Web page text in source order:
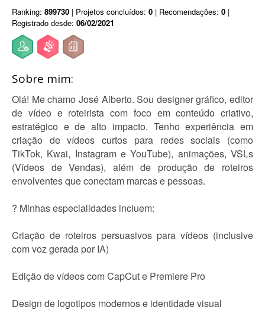
Ranking: 899730 | Projetos concluídos: 0 | Recomendações: 0 |
Registrado desde: 06/02/2021
Sobre mim:
Olá! Me chamo José Alberto. Sou designer gráfico, editor
de vídeo e roteirista com foco em conteúdo criativo,
estratégico e de alto impacto. Tenho experiência em
criação de vídeos curtos para redes sociais (como
TikTok, Kwai, Instagram e YouTube), animações, VSLs
(Vídeos de Vendas), além de produção de roteiros
envolventes que conectam marcas e pessoas.
? Minhas especialidades incluem:
Criação de roteiros persuasivos para vídeos (inclusive
com voz gerada por IA)
Edição de vídeos com CapCut e Premiere Pro
Design de logotipos modernos e identidade visual